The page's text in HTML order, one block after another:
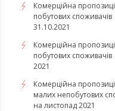
Комерційна
побутових
31.10.2021
​​​​​​​Комерційна
побутових
2021
Комерційна
малих непобутових
на листопад 2021